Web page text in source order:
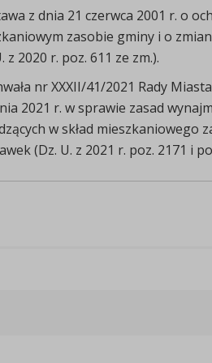
z dnia 21 czerwca 2001 r. o
zasobie gminy i o
z 2020 r. poz. 611 ze zm.).
nr XXXII/41/2021 Rady
2021 r. w sprawie zasad
w skład mieszkaniowego
(Dz. U. z 2021 r. poz. 2171 i